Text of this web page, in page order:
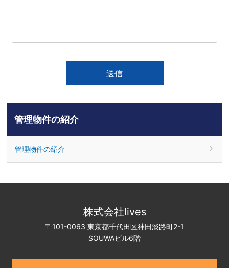
管理物件の紹介
管理物件の紹介
株式会社lives
〒101-0063 東京都千代田区神田淡路町2-1
SOUWAビル6階